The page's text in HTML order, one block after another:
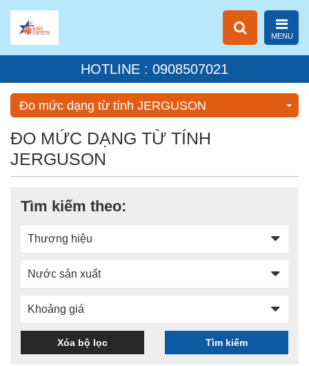
MENU
HOTLINE : 0908507021
Đo mức dạng từ tính JERGUSON
ĐO MỨC DẠNG TỪ TÍNH
JERGUSON
Tìm kiếm theo:
Thương hiệu
Nước sản xuất
Khoảng giá
Xóa bộ lọc Tìm kiếm